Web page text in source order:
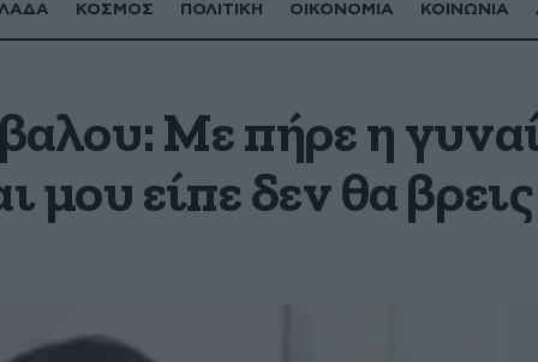
ΚΟΣΜΟΣ ΠΟΛΙΤΙΚΗ ΟΙΚΟΝΟΜΙΑ ΚΟΙΝΩΝΙΑ
Με πήρε η
μου είπε δεν θα